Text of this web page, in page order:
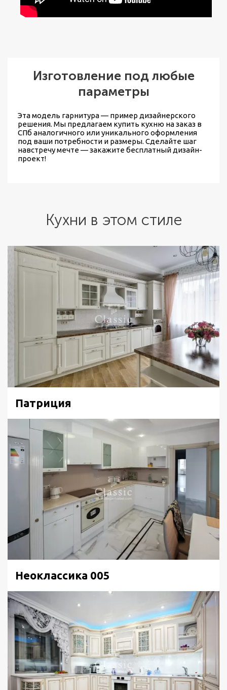
Изготовление под любые
параметры
Эта модель гарнитура — пример дизайнерского
решения. Мы предлагаем купить кухню на заказ в
СПб аналогичного или уникального оформления
под ваши потребности и размеры. Сделайте шаг
навстречу мечте — закажите бесплатный дизайн-
проект!
Кухни в этом стиле
Патриция
Неоклассика 005